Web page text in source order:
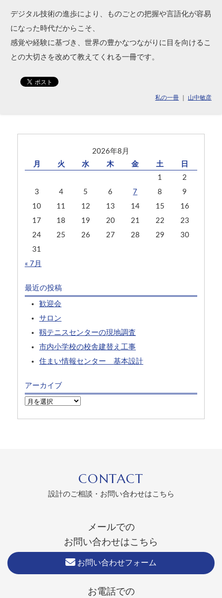
デジタル技術の進歩により、ものごとの把握や言語化が容易
になった時代だからこそ、
感覚や経験に基づき、世界の豊かなつながりに目を向けるこ
との大切さを改めて教えてくれる一冊です。
私の一冊 山中敏彦
2026年8月
月
火 水 木 金 土
日
1
2
3
4 5 6 7 8
9
10
11 12 13 14 15
16
17
18 19 20 21 22
23
24
25 26 27 28 29
30
31
« 7月
最近の投稿
歓迎会
サロン
靱テニスセンターの現地調査
市内小学校の校舎建替え工事
住まい情報センター 基本設計
アーカイブ
CONTACT
設計のご相談・お問い合わせはこちら
メールでの
お問い合わせはこちら
お問い合わせフォーム
お電話での